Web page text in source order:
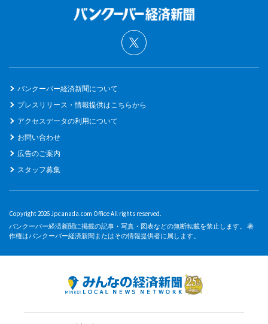
バンクーバー経済新聞について
プレスリリース・情報提供はこちらから
アクセスデータの利用について
お問い合わせ
広告のご案内
スタッフ募集
Copyright 2026 Jpcanada.com Office All rights reserved.
バンクーバー経済新聞に掲載の記事・写真・図表などの無断転載を禁止します。 著
作権はバンクーバー経済新聞またはその情報提供者に属します。